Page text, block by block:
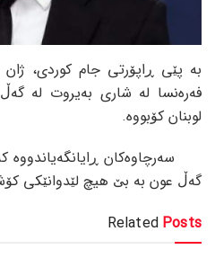
بە پێی ڕاپۆرتی جام کوردی، ژان
فەرەنسا لە شاری بەیروت لە
لوبنان کۆبووە.
سەرچاوەکان
گەڵ عون بە بێ هیچ لێدوانێکی
Related Posts